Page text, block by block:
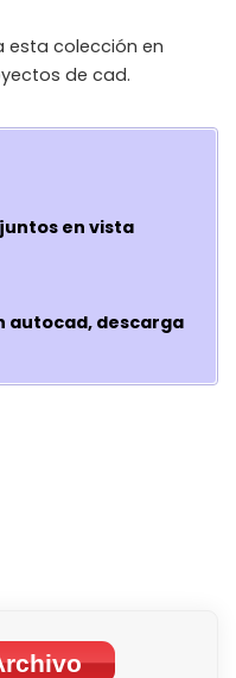
esta colección en
de cad.
en vista
autocad, descarga